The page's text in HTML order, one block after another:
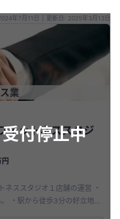
付停止中
年7月11日 更新日: 2025年3月13日
業
ィットネススタジ
ススタジオ１店舗の運営 ・
・駅から徒歩3分の好立地の